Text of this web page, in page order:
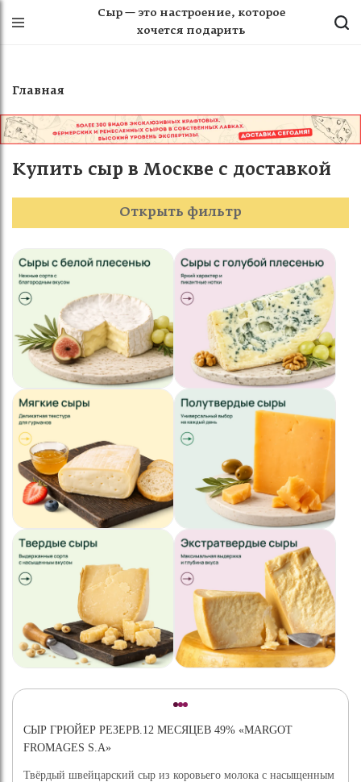
Сыр — это настроение, которое
хочется подарить
Главная
Купить сыр в Москве с доставкой
Открыть фильтр
СЫР ГРЮЙЕР РЕЗЕРВ.12 МЕСЯЦЕВ 49% «MARGOT
FROMAGES S.A»
Твёрдый швейцарский сыр из коровьего молока с насыщенным